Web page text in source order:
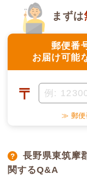
郵便番
お届け可能
まずは
〒
≫ 郵便
長野県東筑摩
関するQ&A